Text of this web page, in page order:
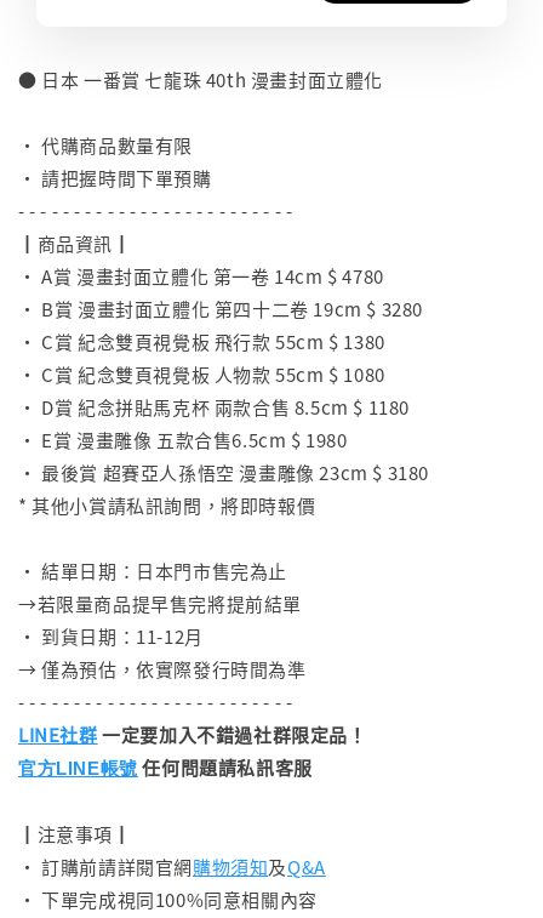
● 日本 一番賞 七龍珠 40th 漫畫封面立體化
• 代購商品數量有限
• 請把握時間下單預購
- - - - - - - - - - - - - - - - - - - - - - - - -
┃商品資訊┃
• A賞 漫畫封面立體化 第一卷 14cm $ 4780
• B賞 漫畫封面立體化 第四十二卷 19cm $ 3280
• C賞 紀念雙頁視覺板 飛行款 55cm $ 1380
• C賞 紀念雙頁視覺板 人物款 55cm $ 1080
• D賞 紀念拼貼馬克杯 兩款合售 8.5cm $ 1180
• E賞 漫畫雕像 五款合售6.5cm $ 1980
• 最後賞 超賽亞人孫悟空 漫畫雕像 23cm $ 3180
* 其他小賞請私訊詢問，將即時報價
• 結單日期：日本門市售完為止
→若限量商品提早售完將提前結單
• 到貨日期：11-12月
→ 僅為預估，依實際發行時間為準
- - - - - - - - - - - - - - - - - - - - - - - - -
LINE社群一定要加入不錯過社群限定品！
官方LINE帳號 任何問題請私訊客服
┃注意事項┃
• 訂購前請詳閱官網購物須知及Q&A
• 下單完成視同100%同意相關內容